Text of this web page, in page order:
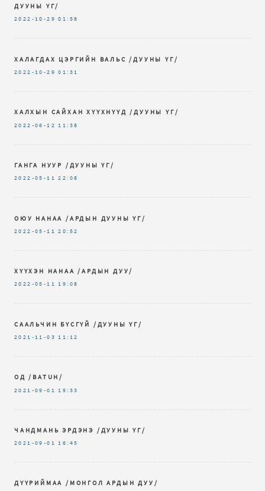
ДУУНЫ ҮГ/
2022-10-29 01:58
ХАЛАГДАХ ЦЭРГИЙН ВАЛЬС /ДУУНЫ ҮГ/
2022-10-29 01:31
ХАЛХЫН САЙХАН ХҮҮХНҮҮД /ДУУНЫ ҮГ/
2022-06-12 11:38
ГАНГА НУУР /ДУУНЫ ҮГ/
2022-05-11 22:08
ОЮУ НАНАА /АРДЫН ДУУНЫ ҮГ/
2022-05-11 20:52
ХҮҮХЭН НАНАА /АРДЫН ДУУ/
2022-05-11 19:08
СААЛЬЧИН БҮСГҮЙ /ДУУНЫ ҮГ/
2021-11-03 11:12
ОД /BATUH/
2021-09-01 19:33
ЧАНДМАНЬ ЭРДЭНЭ /ДУУНЫ ҮГ/
2021-09-01 16:45
ДҮҮРИЙМАА /МОНГОЛ АРДЫН ДУУ/